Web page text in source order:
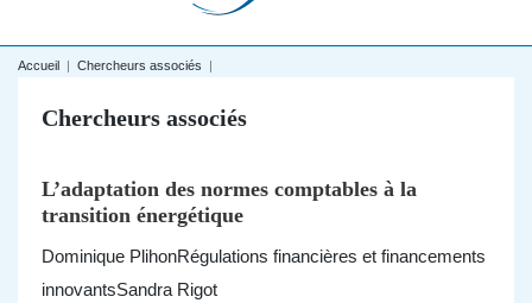
Accueil | Chercheurs associés |
Chercheurs associés
L’adaptation des normes comptables à la
transition énergétique
Dominique PlihonRégulations financières et financements
innovantsSandra Rigot